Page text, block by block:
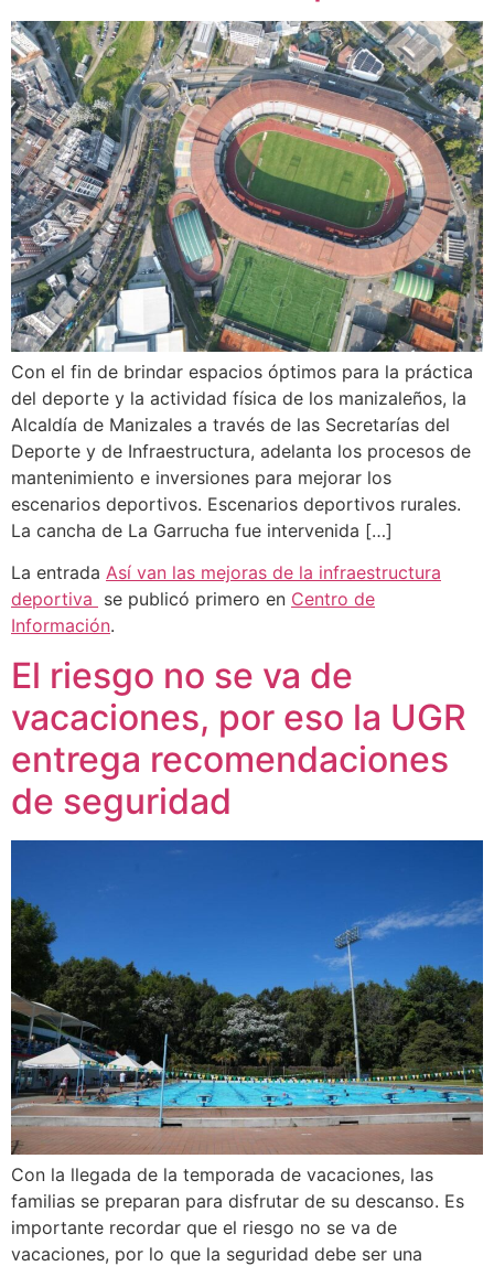
Con el fin de brindar espacios óptimos para la práctica
del deporte y la actividad física de los manizaleños, la
Alcaldía de Manizales a través de las Secretarías del
Deporte y de Infraestructura, adelanta los procesos de
mantenimiento e inversiones para mejorar los
escenarios deportivos. Escenarios deportivos rurales.
La cancha de La Garrucha fue intervenida […]
La entrada Así van las mejoras de la infraestructura
deportiva se publicó primero en Centro de
Información.
El riesgo no se va de
vacaciones, por eso la UGR
entrega recomendaciones
de seguridad
Con la llegada de la temporada de vacaciones, las
familias se preparan para disfrutar de su descanso. Es
importante recordar que el riesgo no se va de
vacaciones, por lo que la seguridad debe ser una